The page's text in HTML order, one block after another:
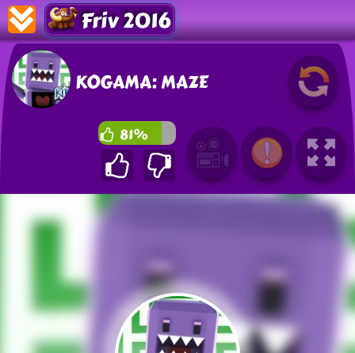
Friv 2016
KOGAMA: MAZE
81%